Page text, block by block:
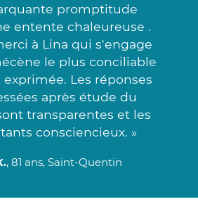
promptitude
entente chaleureuse .
à Lina qui s'engage
le plus conciliable
Les réponses
après étude du
transparentes et les
consciencieux. »
, 81 ans, Saint-Quentin